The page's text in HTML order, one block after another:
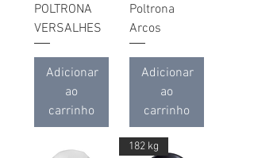
POLTRONA
VERSALHES
Adicionar
ao
carrinho
Poltrona
Arcos
Adicionar
ao
carrinho
182 kg